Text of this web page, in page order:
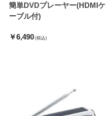
簡単DVDプレーヤー(HDMIケ
ーブル付)
￥6,490 (税込)